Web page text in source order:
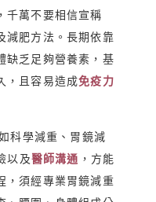
千萬不要相信宣稱
減肥方法。長期依靠
缺乏足夠營養素，基
，且容易造成免疫力
科學減重、胃鏡減
以及醫師溝通 ，方能
，須經專業胃鏡減重